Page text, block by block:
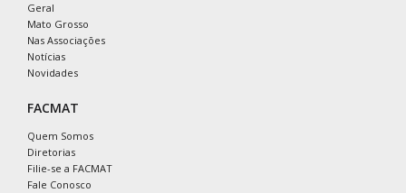
Geral
Mato Grosso
Nas Associações
Notícias
Novidades
FACMAT
Quem Somos
Diretorias
Filie-se a FACMAT
Fale Conosco